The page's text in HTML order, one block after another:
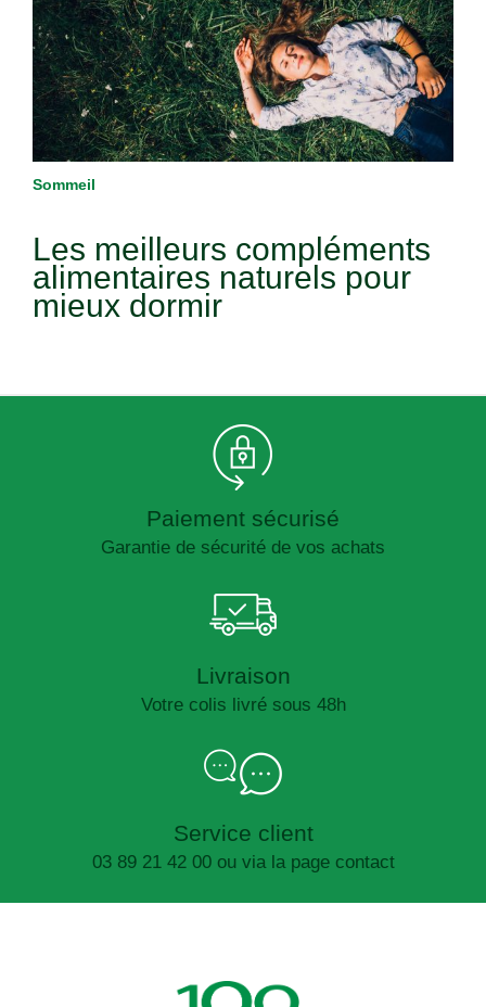
Sommeil
Les meilleurs compléments
alimentaires naturels pour
mieux dormir
Paiement sécurisé
Garantie de sécurité de vos achats
Livraison
Votre colis livré sous 48h
Service client
03 89 21 42 00 ou via la page contact